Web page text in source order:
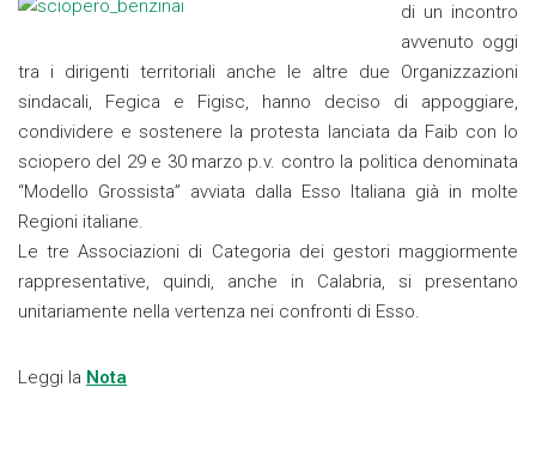
di un incontro
avvenuto oggi
tra i dirigenti territoriali anche le altre due Organizzazioni
sindacali, Fegica e Figisc, hanno deciso di appoggiare,
condividere e sostenere la protesta lanciata da Faib con lo
sciopero del 29 e 30 marzo p.v. contro la politica denominata
“Modello Grossista” avviata dalla Esso Italiana già in molte
Regioni italiane.
Le tre Associazioni di Categoria dei gestori maggiormente
rappresentative, quindi, anche in Calabria, si presentano
unitariamente nella vertenza nei confronti di Esso.
Leggi la Nota